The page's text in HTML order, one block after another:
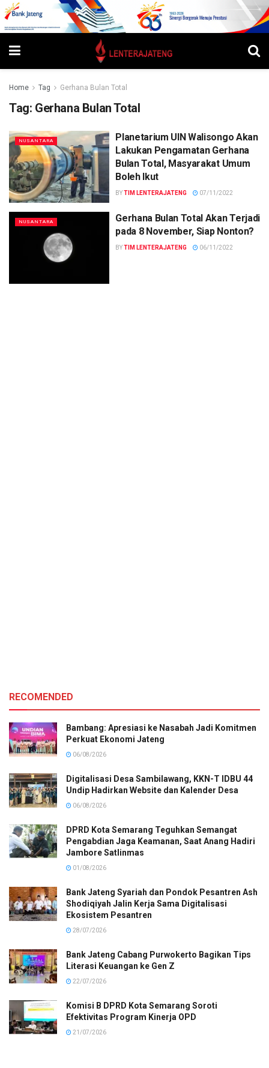
Home Tag Gerhana Bulan Total
Tag: Gerhana Bulan Total
NUSANTARA
Planetarium UIN Walisongo Akan
Lakukan Pengamatan Gerhana
Bulan Total, Masyarakat Umum
Boleh Ikut
BYTIM LENTERAJATENG 07/11/2022
NUSANTARA
Gerhana Bulan Total Akan Terjadi
pada 8 November, Siap Nonton?
BYTIM LENTERAJATENG 06/11/2022
RECOMENDED
Bambang: Apresiasi ke Nasabah Jadi Komitmen
Perkuat Ekonomi Jateng
06/08/2026
Digitalisasi Desa Sambilawang, KKN-T IDBU 44
Undip Hadirkan Website dan Kalender Desa
06/08/2026
DPRD Kota Semarang Teguhkan Semangat
Pengabdian Jaga Keamanan, Saat Anang Hadiri
Jambore Satlinmas
01/08/2026
Bank Jateng Syariah dan Pondok Pesantren Ash
Shodiqiyah Jalin Kerja Sama Digitalisasi
Ekosistem Pesantren
28/07/2026
Bank Jateng Cabang Purwokerto Bagikan Tips
Literasi Keuangan ke Gen Z
22/07/2026
Komisi B DPRD Kota Semarang Soroti
Efektivitas Program Kinerja OPD
21/07/2026